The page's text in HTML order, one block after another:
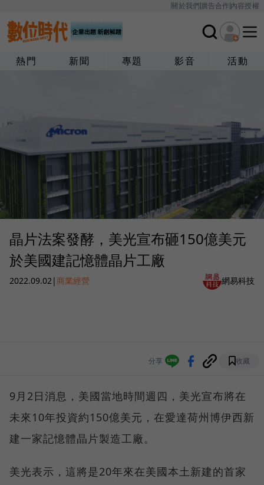
關於我們廣告合作內容授權
熱門 新聞 專題 影音 活動
晶片法案發酵，美光宣布砸150億美元
於美國建記憶體晶片工廠
2022.09.02 |商業經營 網易科技
分享 收藏
9月2日消息，美國當地時間週四，美光宣布將在
未來10年投資約150億美元，在愛達荷州博伊西新
建一家記憶體晶片製造工廠。
美光表示，這將是20年來在美國本土新建的首家